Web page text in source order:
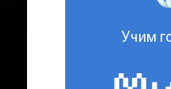
Учим